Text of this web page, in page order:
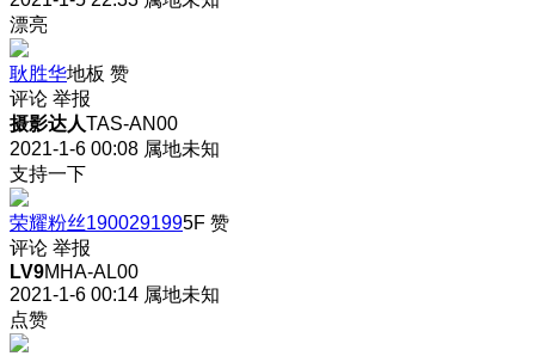
漂亮
耿胜华地板 赞
评论 举报
摄影达人TAS-AN00
2021-1-6 00:08 属地未知
支持一下
荣耀粉丝1900291995F 赞
评论 举报
LV9MHA-AL00
2021-1-6 00:14 属地未知
点赞